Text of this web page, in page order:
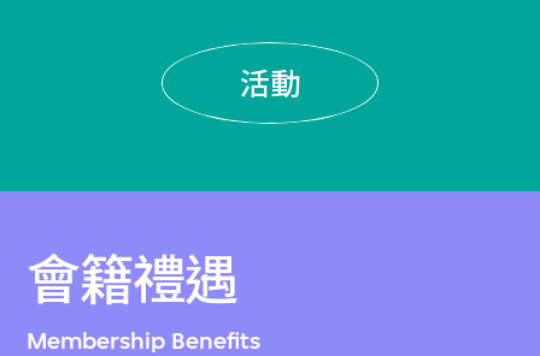
活動
會籍禮遇
Membership Benefits